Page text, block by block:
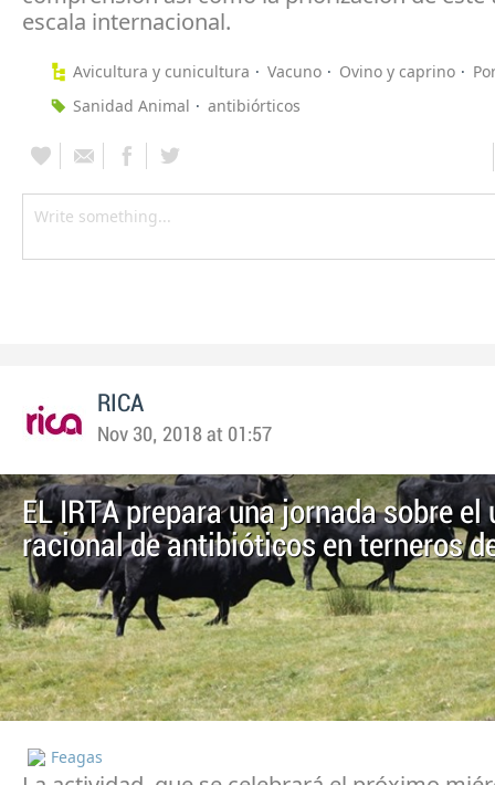
escala internacional.
Avicultura y cunicultura Vacuno Ovino y caprino
Sanidad Animal
antibiórticos
RICA
Nov 30, 2018 at 01:57
EL IRTA prepara una jornada sobre el
racional de antibióticos en terneros
Feagas